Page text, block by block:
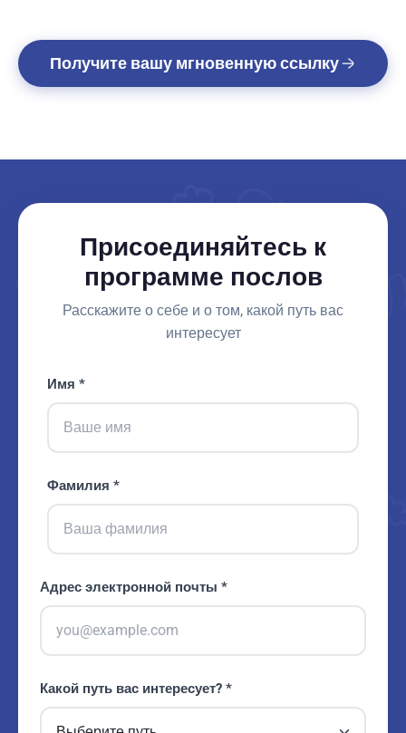
Получите вашу мгновенную ссылку
Присоединяйтесь к
программе послов
Расскажите о себе и о том, какой путь вас
интересует
Имя *
Фамилия *
Адрес электронной почты *
Какой путь вас интересует? *